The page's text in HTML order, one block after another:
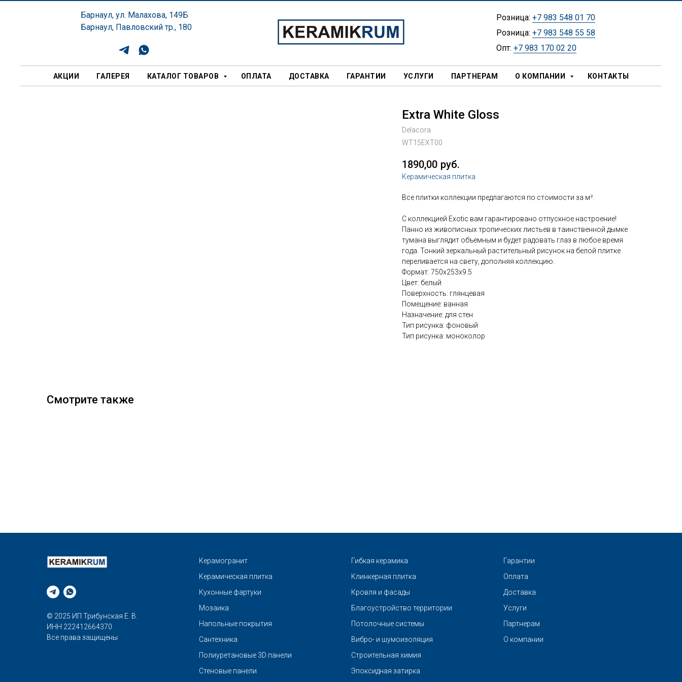
Барнаул, ул. Малахова, 149Б
Барнаул, Павловский тр., 180
Розница: +7 983 548 01 70
Розница: +7 983 548 55 58
Опт: +7 983 170 02 20
АКЦИИ ГАЛЕРЕЯ КАТАЛОГ ТОВАРОВ ОПЛАТА ДОСТАВКА ГАРАНТИИ УСЛУГИ ПАРТНЕРАМ О КОМПАНИИ КОНТАКТЫ
Extra White Gloss
Delacora
WT15EXT00
1890,00 руб.
Керамическая плитка
Все плитки коллекции предлагаются по стоимости за м².
С коллекцией Exotic вам гарантировано отпускное настроение!
Панно из живописных тропических листьев в таинственной дымке
тумана выглядит объемным и будет радовать глаз в любое время
года. Тонкий зеркальный растительный рисунок на белой плитке
переливается на свету, дополняя коллекцию.
Формат: 750х253х9.5
Цвет: белый
Поверхность: глянцевая
Помещение: ванная
Назначение: для стен
Тип рисунка: фоновый
Тип рисунка: моноколор
Смотрите также
© 2025 ИП Трибунская Е. В.
ИНН 222412664370
Все права защищены
Керамогранит
Керамическая плитка
Кухонные фартуки
Мозаика
Напольные покрытия
Сантехника
Полиуретановые 3D панели
Стеновые панели
Гибкая керамика
Клинкерная плитка
Кровля и фасады
Благоустройство территории
Потолочные системы
Вибро- и шумоизоляция
Строительная химия
Эпоксидная затирка
Гарантии
Оплата
Доставка
Услуги
Партнерам
О компании